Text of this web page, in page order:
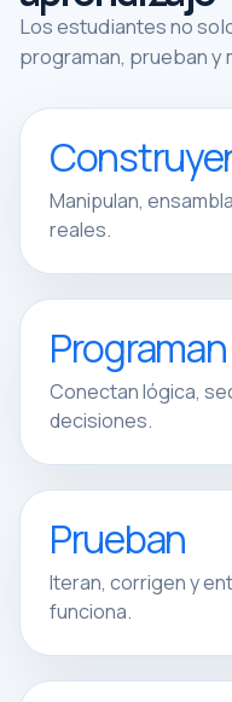
Los estudiantes no
programan, prueban y
Manipulan,
reales.
Programan
Conectan lógica,
decisiones.
Prueban
Iteran, corrigen y
funciona.